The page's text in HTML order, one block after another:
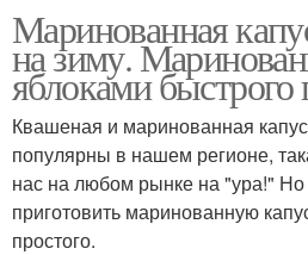
Маринованная
на зиму.
яблоками быстрого
Квашеная и маринованная
популярны в нашем регионе,
нас на любом рынке на "ура!"
приготовить маринованную
простого.